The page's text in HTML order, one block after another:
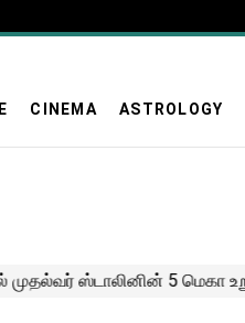
CINEMA ASTROLOGY